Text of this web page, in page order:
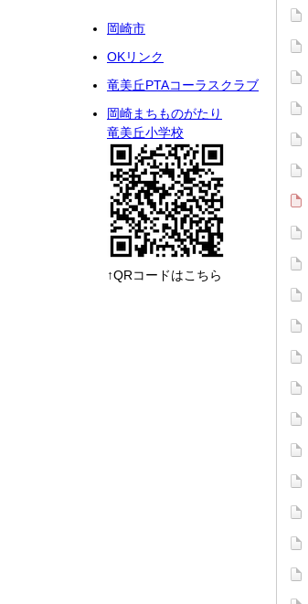
岡崎市
OKリンク
竜美丘PTAコーラスクラブ
岡崎まちものがたり
竜美丘小学校
↑QRコードはこちら